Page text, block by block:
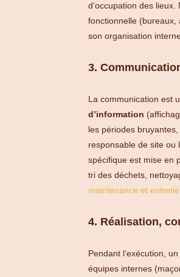
d’occupation des
fonctionnelle (bureaux,
son organisation
3.
La communication est
d’information
les périodes
responsable de site ou
spécifique est mise en
tri des déchets,
maintenance et
4. Réalisation,
Pendant l’exécution, un
équipes internes